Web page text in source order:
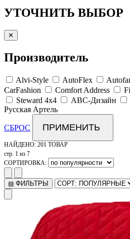
УТОЧНИТЬ ВЫБОР
✕
Производитель
Alvi-Style AutoFlex
CarFashion
Comfort Address
Steward 4x4
АВС-Дизайн
Русская Артель
СБРОС ПРИМЕНИТЬ
НАЙДЕНО: 201 ТОВАР
стр. 1 из 7
СОРТИРОВКА:
▤ ФИЛЬТРЫ